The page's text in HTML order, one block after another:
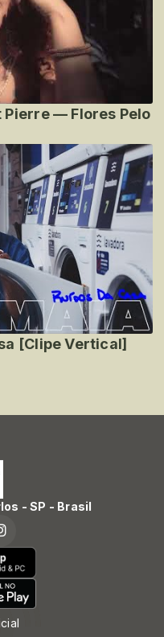
Pierre — Flores Pelo
[Clipe Vertical]
- SP - Brasil